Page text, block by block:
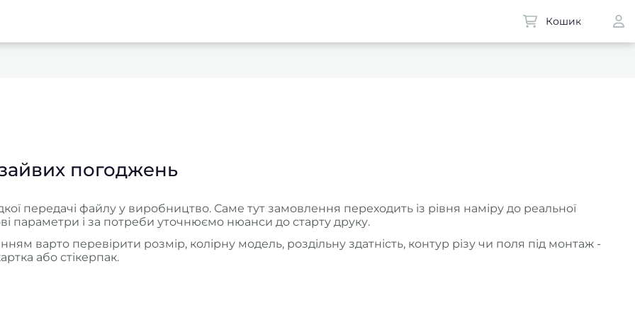
Кошик
погоджень
передачі файлу у виробництво. Саме тут замовлення переходить із рівня наміру до реальної
параметри і за потреби уточнюємо нюанси до старту друку.
варто перевірити розмір, колірну модель, роздільну здатність, контур різу чи поля під монтаж -
або стікерпак.